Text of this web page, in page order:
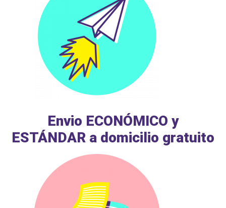
Envio ECONÓMICO y
ESTÁNDAR a domicilio gratuito